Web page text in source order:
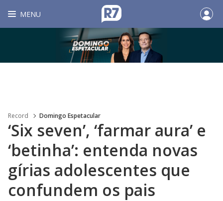
MENU
Record Domingo Espetacular
‘Six seven’, ‘farmar aura’ e
‘betinha’: entenda novas
gírias adolescentes que
confundem os pais